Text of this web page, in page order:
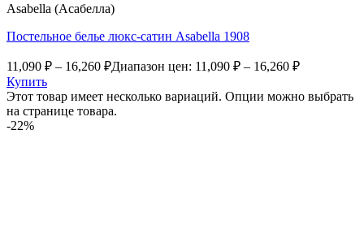
Asabella (Асабелла)
Постельное белье люкс-сатин Asabella 1908
11,090 ₽ – 16,260 ₽Диапазон цен: 11,090 ₽ – 16,260 ₽
Купить
Этот товар имеет несколько вариаций. Опции можно выбрать
на странице товара.
-22%